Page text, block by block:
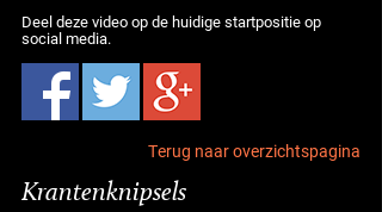
Deel deze video op de huidige startpositie op
social media.
Terug naar overzichtspagina
Krantenknipsels